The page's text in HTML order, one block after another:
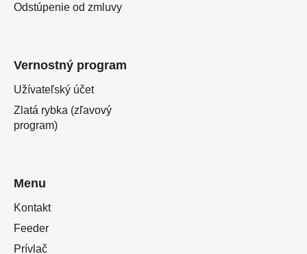
Odstúpenie od zmluvy
Vernostný program
Užívateľský účet
Zlatá rybka (zľavový
program)
Menu
Kontakt
Feeder
Prívlač